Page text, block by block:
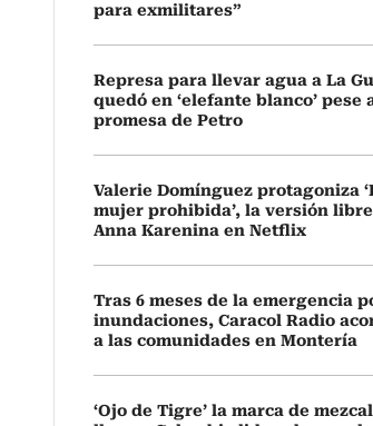
para exmilitares”
Represa para llevar agua a La
quedó en ‘elefante blanco’ pese
promesa de Petro
Valerie Domínguez protagoniza
mujer prohibida’, la versión
Anna Karenina en Netflix
Tras 6 meses de la emergencia
inundaciones, Caracol Radio
a las comunidades en Montería
‘Ojo de Tigre’ la marca de